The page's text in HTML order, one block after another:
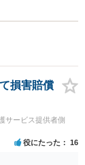
損害賠償
サービス提供者側
役にたった 16